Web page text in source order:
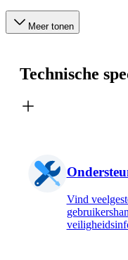
Meer tonen
Technische
Vind